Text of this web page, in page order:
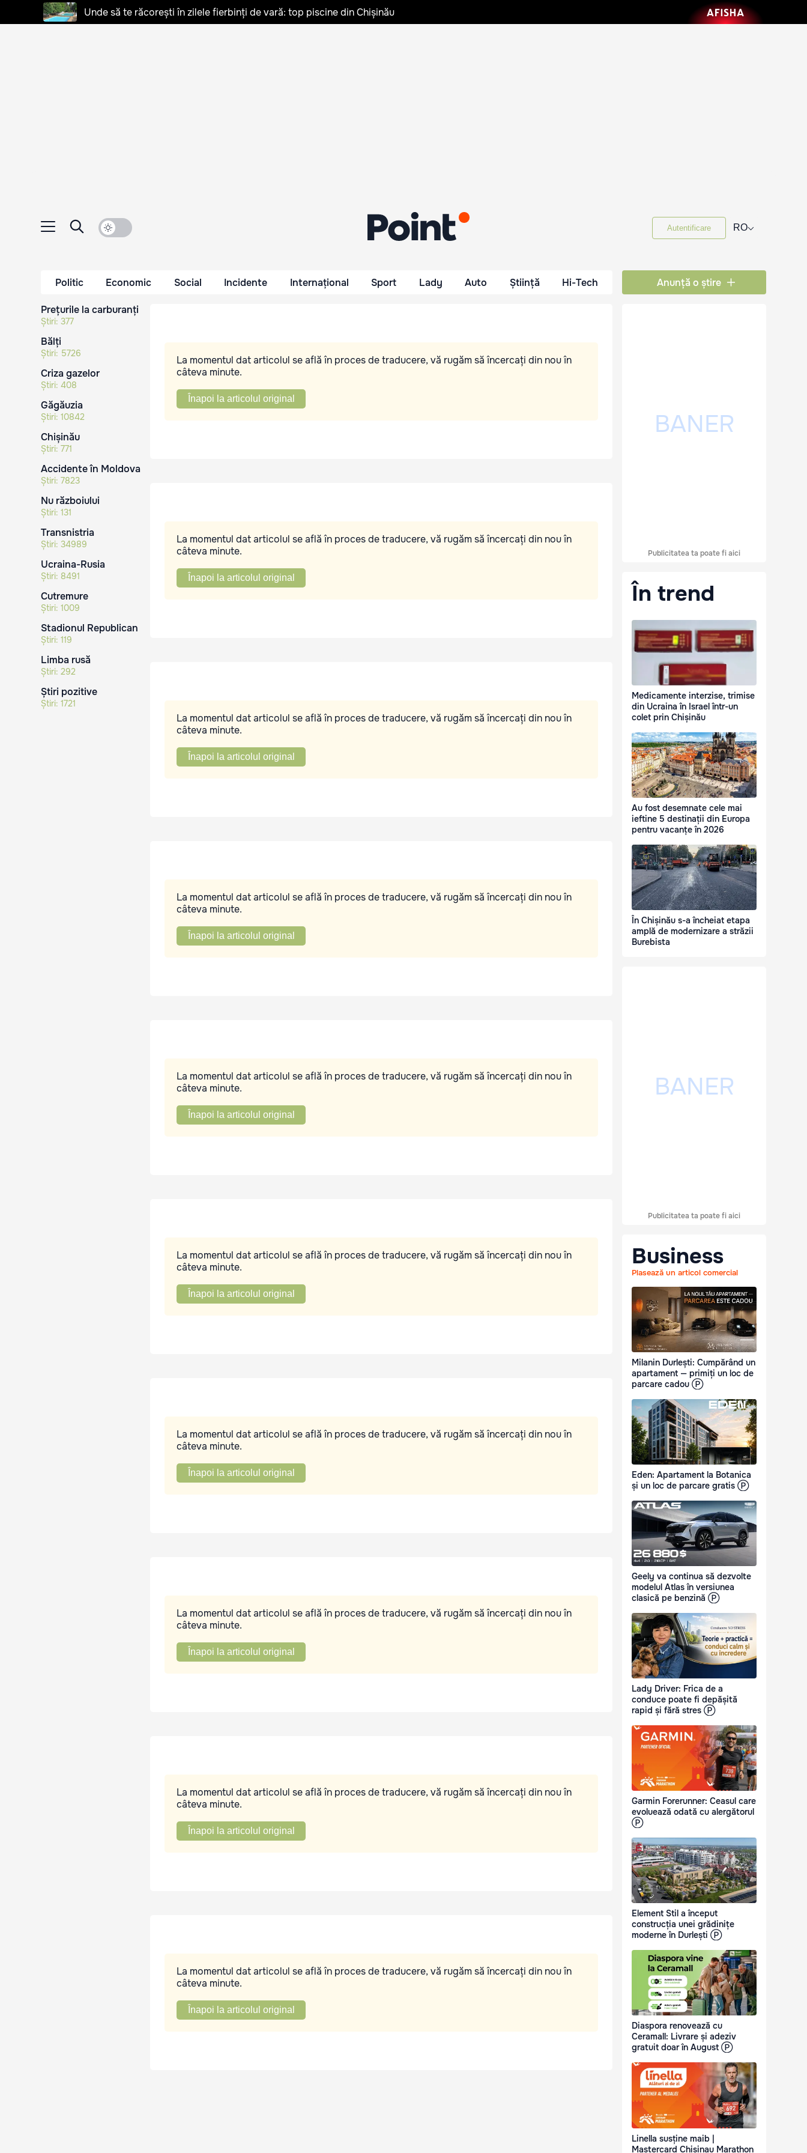
Unde să te răcorești în zilele fierbinți de vară: top piscine din Chișinău
Autentificare RO⌵
Politic Economic Social Incidente Internațional Sport Lady Auto Știință Hi-Tech Anunță o știre
Prețurile la carburanți
Știri: 377
Bălți
Știri: 5726
Criza gazelor
Știri: 408
Găgăuzia
Știri: 10842
Chișinău
Știri: 771
Accidente în Moldova
Știri: 7823
Nu războiului
Știri: 131
Transnistria
Știri: 34989
Ucraina-Rusia
Știri: 8491
Cutremure
Știri: 1009
Stadionul Republican
Știri: 119
Limba rusă
Știri: 292
Știri pozitive
Știri: 1721
La momentul dat articolul se află în proces de traducere, vă rugăm să încercați din nou în
câteva minute.
Înapoi la articolul original
La momentul dat articolul se află în proces de traducere, vă rugăm să încercați din nou în
câteva minute.
Înapoi la articolul original
La momentul dat articolul se află în proces de traducere, vă rugăm să încercați din nou în
câteva minute.
Înapoi la articolul original
La momentul dat articolul se află în proces de traducere, vă rugăm să încercați din nou în
câteva minute.
Înapoi la articolul original
La momentul dat articolul se află în proces de traducere, vă rugăm să încercați din nou în
câteva minute.
Înapoi la articolul original
La momentul dat articolul se află în proces de traducere, vă rugăm să încercați din nou în
câteva minute.
Înapoi la articolul original
La momentul dat articolul se află în proces de traducere, vă rugăm să încercați din nou în
câteva minute.
Înapoi la articolul original
La momentul dat articolul se află în proces de traducere, vă rugăm să încercați din nou în
câteva minute.
Înapoi la articolul original
La momentul dat articolul se află în proces de traducere, vă rugăm să încercați din nou în
câteva minute.
Înapoi la articolul original
La momentul dat articolul se află în proces de traducere, vă rugăm să încercați din nou în
câteva minute.
Înapoi la articolul original
Publicitatea ta poate fi aici
În trend
Medicamente interzise, trimise
din Ucraina în Israel într-un
colet prin Chișinău
Au fost desemnate cele mai
ieftine 5 destinații din Europa
pentru vacanțe în 2026
În Chișinău s-a încheiat etapa
amplă de modernizare a străzii
Burebista
Publicitatea ta poate fi aici
Business
Plasează un articol comercial
Milanin Durlești: Cumpărând un
apartament — primiți un loc de
parcare cadou Ⓟ
Eden: Apartament la Botanica
și un loc de parcare gratis Ⓟ
Geely va continua să dezvolte
modelul Atlas în versiunea
clasică pe benzină Ⓟ
Lady Driver: Frica de a
conduce poate fi depășită
rapid și fără stres Ⓟ
Garmin Forerunner: Ceasul care
evoluează odată cu alergătorul
Ⓟ
Element Stil a început
construcția unei grădinițe
moderne în Durlești Ⓟ
Diaspora renovează cu
Ceramall: Livrare și adeziv
gratuit doar în August Ⓟ
Linella susține maib |
Mastercard Chisinau Marathon